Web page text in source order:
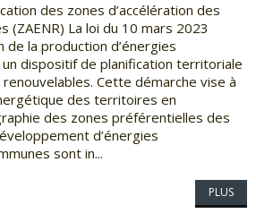
des zones d’accélération des
(ZAENR) La loi du 10 mars 2023
de la production d’énergies
dispositif de planification territoriale
Cette démarche vise à
des territoires en
des zones préférentielles des
d’énergies
sont in...
PLUS